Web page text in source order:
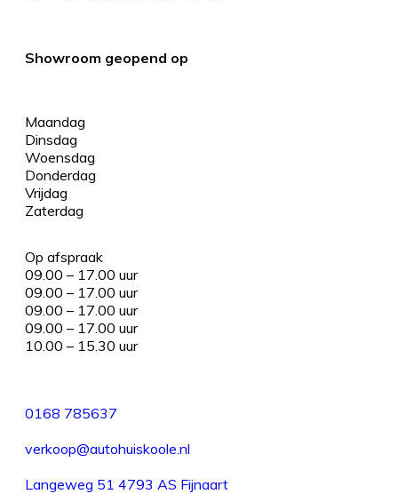
Showroom geopend op
Maandag
Dinsdag
Woensdag
Donderdag
Vrijdag
Zaterdag
Op afspraak
09.00 – 17.00 uur
09.00 – 17.00 uur
09.00 – 17.00 uur
09.00 – 17.00 uur
10.00 – 15.30 uur
0168 785637
verkoop@autohuiskoole.nl
Langeweg 51 4793 AS Fijnaart